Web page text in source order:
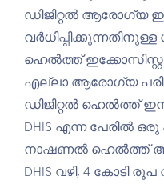
ഡിജിറ്റൽ ആരോഗ്യ
ഹെൽത്ത്
എല്ലാ ആരോഗ്യ
ഡിജിറ്റൽ ഹെൽത്ത്
DHIS എന്ന പേരിൽ
നാഷണൽ ഹെൽത്ത്
DHIS വഴി, 4 കോടി